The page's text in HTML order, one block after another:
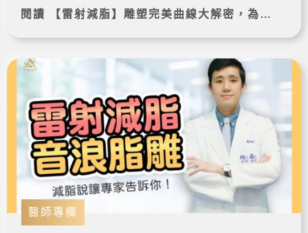
丹診所的鄭源醫師來解答這些疑問，想擁有美麗
閱讀 【雷射減脂】雕塑完美曲線大解密，為你打造美麗身形！ 完整案例➔
醫師專欄